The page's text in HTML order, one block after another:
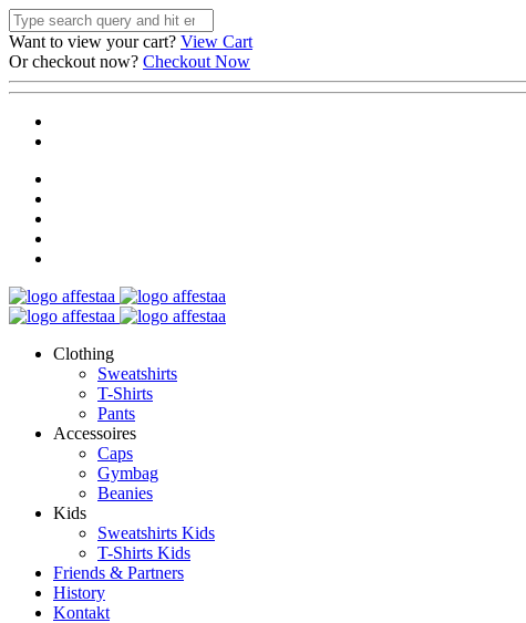
Want to view your cart? View Cart
Or checkout now? Checkout Now
Clothing
Sweatshirts
T-Shirts
Pants
Accessoires
Caps
Gymbag
Beanies
Kids
Sweatshirts Kids
T-Shirts Kids
Friends & Partners
History
Kontakt